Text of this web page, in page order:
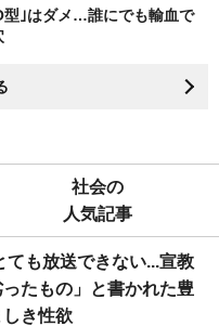
｣はダメ…誰にでも輸血で
社会の
人気記事
ても放送できない...宣教
たもの」と書かれた豊
しき性欲